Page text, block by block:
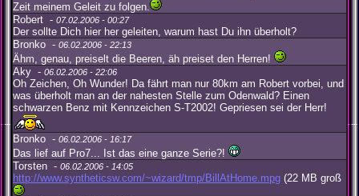
Zeit meinem Geleit zu folgen.
Robert - 07.02.2006 - 00:27
Der sollte Dich hier her geleiten, warum hast Du ihn überholt?
Bronko - 06.02.2006 - 22:13
Ähm, genau, preiselt die Beeren, äh preiset den Herren!
Aky - 06.02.2006 - 22:06
Oh Zeichen, Oh Wunder! Da fährt man nur 80km am Robert vorbei, und
was überholt man an der nahesten Stelle zum Odenwald? Einen
schwarzen Benz mit Kennzeichen S-T2002! Gepriesen sei der Herr!
Bronko - 06.02.2006 - 16:17
Das lief auf Pro7... Ist das eine ganze Serie?!
Torsten - 06.02.2006 - 14:05
http://www.syntheticsw.com/~wizard/tmp/BillAtHome.mpg (22 MB groß